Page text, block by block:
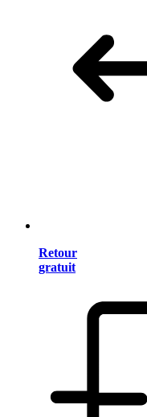
Retour
gratuit